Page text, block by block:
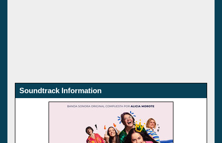
Soundtrack Information